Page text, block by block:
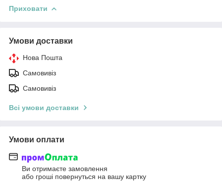
Приховати
Умови доставки
Нова Пошта
Самовивіз
Самовивіз
Всі умови доставки
Умови оплати
Ви отримаєте замовлення
або гроші повернуться на вашу картку